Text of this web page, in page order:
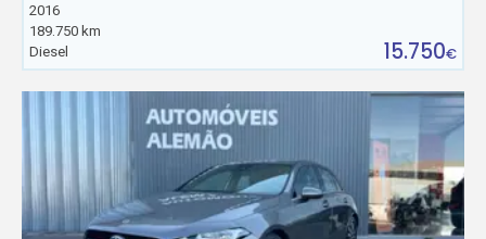
2016
189.750 km
Diesel
15.750€